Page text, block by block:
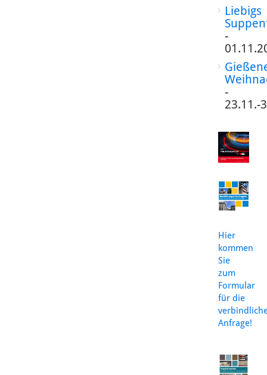
Liebigs
-
-
23.11.-
Hier
kommen
Sie
zum
Formular
für die
Anfrage!